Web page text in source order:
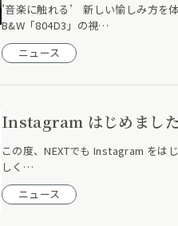
’音楽に触れる’ 新しい愉しみ方を
B&W「804D3」の視…
ニュース
Instagram はじめました
この度、NEXTでも Instagram を
しく…
ニュース